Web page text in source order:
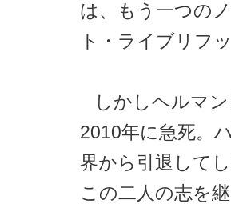
は、もう一つの
ト・ライブリフ
しかしヘルマ
2010年に急死。
界から引退して
この二人の志を